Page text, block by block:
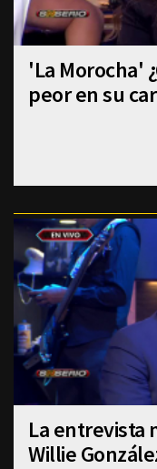
'La Morocha'
peor en su
La entrevista
Willie